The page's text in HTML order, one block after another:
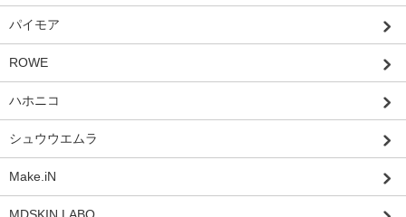
パイモア
ROWE
ハホニコ
シュウウエムラ
Make.iN